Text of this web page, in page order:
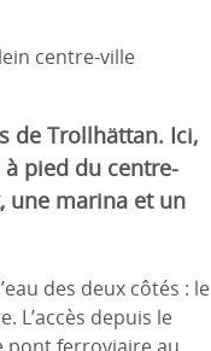
centre-ville
de Trollhättan. Ici,
pied du centre-
une marina et un
des deux côtés : le
L’accès depuis le